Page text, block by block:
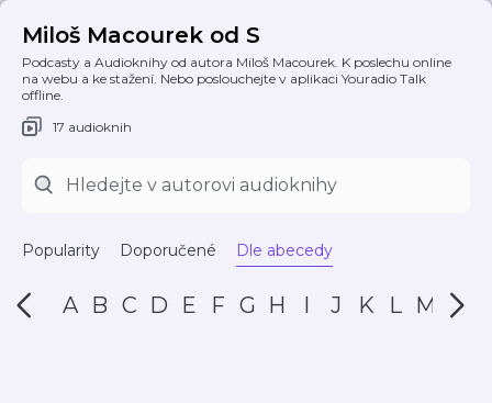
Miloš Macourek od S
Podcasty a Audioknihy od autora Miloš Macourek. K poslechu online
na webu a ke stažení. Nebo poslouchejte v aplikaci Youradio Talk
offline.
17 audioknih
Popularity Doporučené Dle abecedy
A B C D E F G H I J K L M N